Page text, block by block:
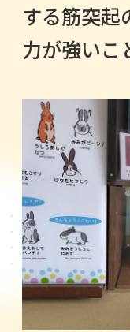
する筋突起
力が強いこ